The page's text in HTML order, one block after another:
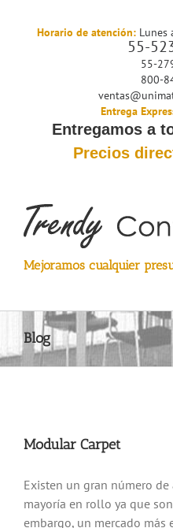
Horario de atención: Lunes
55-
55-
800-
Entrega
Entregamos a
Precios
Mejoramos cualquier
Blog
Modular Carpet
Existen un gran número
mayoría en rollo ya que
embargo, un mercado más